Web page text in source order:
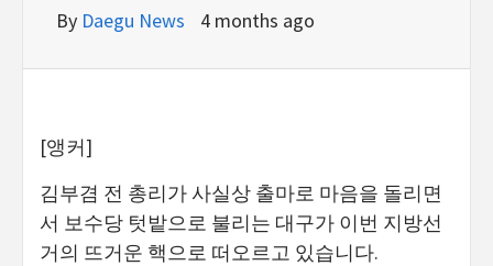
By Daegu News 4 months ago
[앵커]
김부겸 전 총리가 사실상 출마로 마음을 돌리면
서 보수당 텃밭으로 불리는 대구가 이번 지방선
거의 뜨거운 핵으로 떠오르고 있습니다.